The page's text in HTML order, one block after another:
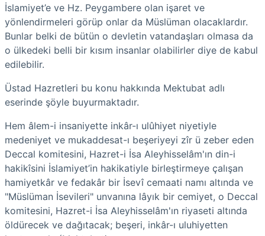
İslamiyet’e ve Hz. Peygambere olan işaret ve
yönlendirmeleri görüp onlar da Müslüman olacaklardır.
Bunlar belki de bütün o devletin vatandaşları olmasa da
o ülkedeki belli bir kısım insanlar olabilirler diye de kabul
edilebilir.
Üstad Hazretleri bu konu hakkında Mektubat adlı
eserinde şöyle buyurmaktadır.
Hem âlem-i insaniyette inkâr-ı ulûhiyet niyetiyle
medeniyet ve mukaddesat-ı beşeriyeyi zîr ü zeber eden
Deccal komitesini, Hazret-i İsa Aleyhisselâm'ın din-i
hakikîsini İslamiyet’in hakikatiyle birleştirmeye çalışan
hamiyetkâr ve fedakâr bir İsevî cemaati namı altında ve
"Müslüman İsevileri" unvanına lâyık bir cemiyet, o Deccal
komitesini, Hazret-i İsa Aleyhisselâm'ın riyaseti altında
öldürecek ve dağıtacak; beşeri, inkâr-ı uluhiyetten